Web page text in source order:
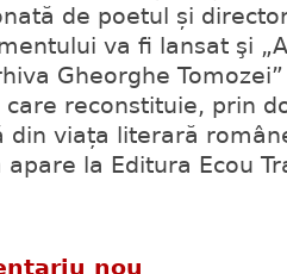
de poetul și
va fi lansat şi
Gheorghe
care reconstituie, prin
din viața literară
apare la Editura Ecou
nou